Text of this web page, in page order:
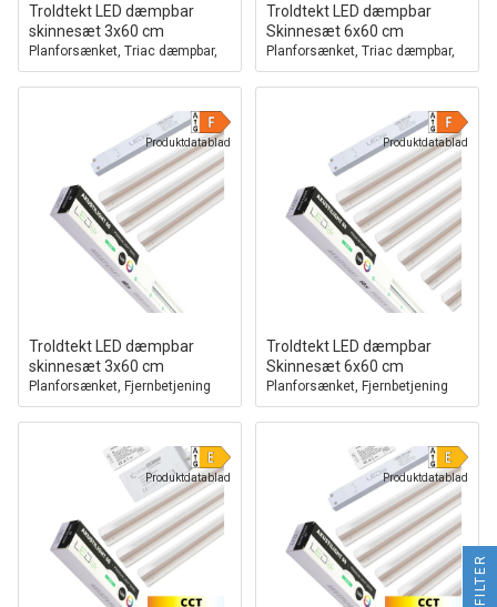
Troldtekt LED dæmpbar
skinnesæt 3x60 cm
Planforsænket, Triac dæmpbar,
Akustilight inkl. ledninger og
driver
Troldtekt LED dæmpbar
Skinnesæt 6x60 cm
Planforsænket, Triac dæmpbar,
Akustilight inkl. ledninger og
driver
Produktdatablad
Troldtekt LED dæmpbar
skinnesæt 3x60 cm
Planforsænket, Fjernbetjening
dæmpbar, Akustilight inkl.
ledninger og driver
Produktdatablad
Troldtekt LED dæmpbar
Skinnesæt 6x60 cm
Planforsænket, Fjernbetjening
dæmpbar, Akustilight inkl.
ledninger og driver
Produktdatablad Produktdatablad
FILTER